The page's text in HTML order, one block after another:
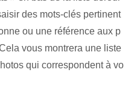
des mots-clés pertinent
⁣ou une référence aux ⁣p
vous montrera une liste‌
qui correspondent⁤ à vo